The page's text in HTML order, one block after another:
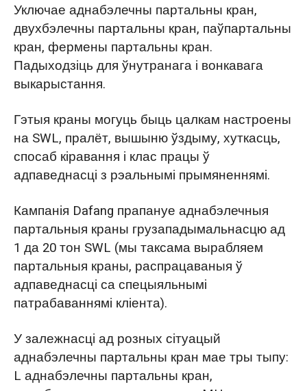
Уключае аднабэлечны партальны кран,
двухбэлечны партальны кран, паўпартальны
кран, фермены партальны кран.
Падыходзіць для ўнутранага і вонкавага
выкарыстання.
Гэтыя краны могуць быць цалкам настроены
на SWL, пралёт, вышыню ўздыму, хуткасць,
спосаб кіравання і клас працы ў
адпаведнасці з рэальнымі прымяненнямі.
Кампанія Dafang прапануе аднабэлечныя
партальныя краны грузападымальнасцю ад
1 да 20 тон SWL (мы таксама вырабляем
партальныя краны, распрацаваныя ў
адпаведнасці са спецыяльнымі
патрабаваннямі кліента).
У залежнасці ад розных сітуацый
аднабэлечны партальны кран мае тры тыпу:
L аднабэлечны партальны кран,